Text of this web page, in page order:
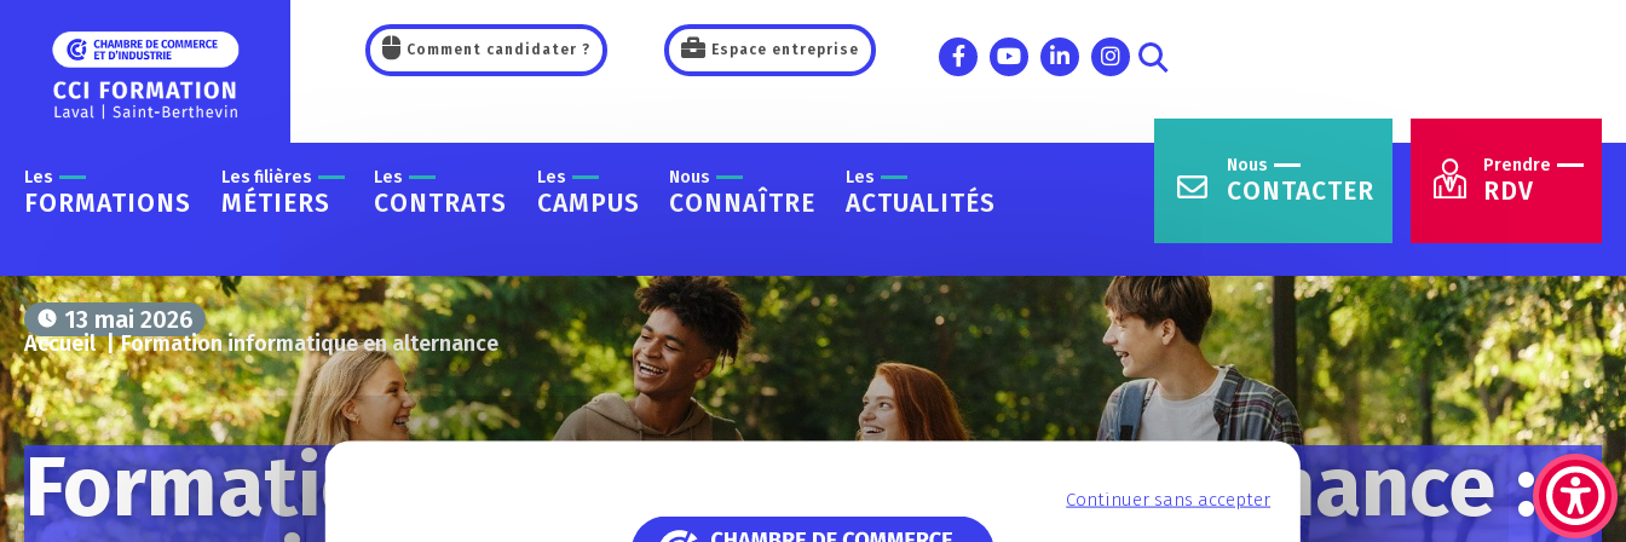
Comment candidater ? Espace entreprise
Les
FORMATIONS
Les filières
MÉTIERS
Les
CONTRATS
Les
CAMPUS
Nous
CONNAÎTRE
Les
ACTUALITÉS
Prendre
RDV
Nous
CONTACTER
Accueil Formation informatique en alternance
13 mai 2026
Formation informatique en alternance :
Continuer sans accepter